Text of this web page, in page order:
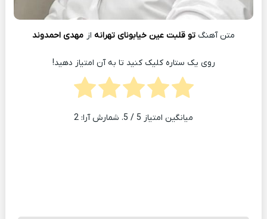
متن آهنگ تو قلبت عین خیابونای تهرانه از مهدی احمدوند
روی یک ستاره کلیک کنید تا به آن امتیاز دهید!
میانگین امتیاز 5 / 5. شمارش آرا: 2